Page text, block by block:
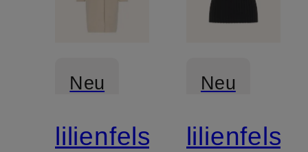
Neu
lilienfels
Neu
lilienfels